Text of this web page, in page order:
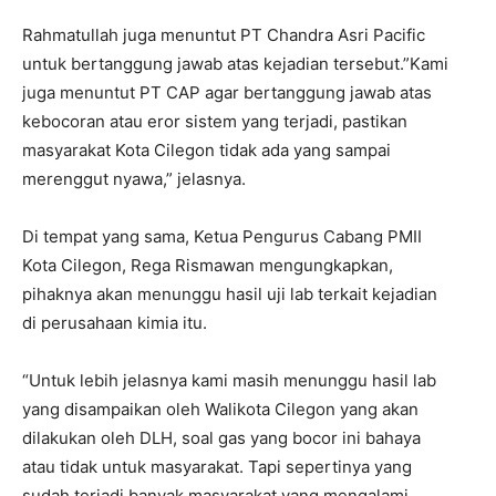
Rahmatullah juga menuntut PT Chandra Asri Pacific
untuk bertanggung jawab atas kejadian tersebut.”Kami
juga menuntut PT CAP agar bertanggung jawab atas
kebocoran atau eror sistem yang terjadi, pastikan
masyarakat Kota Cilegon tidak ada yang sampai
merenggut nyawa,” jelasnya.
Di tempat yang sama, Ketua Pengurus Cabang PMII
Kota Cilegon, Rega Rismawan mengungkapkan,
pihaknya akan menunggu hasil uji lab terkait kejadian
di perusahaan kimia itu.
“Untuk lebih jelasnya kami masih menunggu hasil lab
yang disampaikan oleh Walikota Cilegon yang akan
dilakukan oleh DLH, soal gas yang bocor ini bahaya
atau tidak untuk masyarakat. Tapi sepertinya yang